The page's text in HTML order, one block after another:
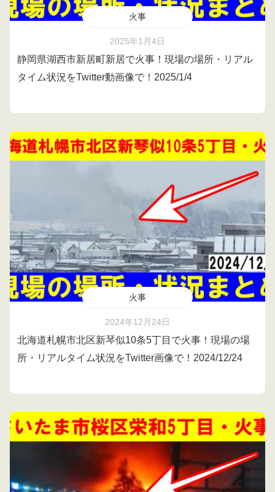
火事
2025年1月4日
静岡県湖西市新居町新居で火事！現場の場所・リアル
タイム状況をTwitter動画像で！2025/1/4
火事
2024年12月24日
北海道札幌市北区新琴似10条5丁目で火事！現場の場
所・リアルタイム状況をTwitter画像で！2024/12/24